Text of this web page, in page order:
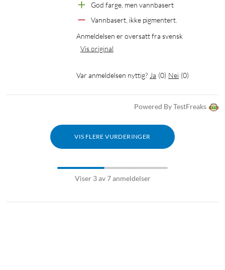
God farge, men vannbasert
Vannbasert, ikke pigmentert.
Anmeldelsen er oversatt fra svensk
Vis original
Var anmeldelsen nyttig? Ja (0) Nei (0)
Powered By TestFreaks
VIS FLERE VURDERINGER
Viser 3 av 7 anmeldelser